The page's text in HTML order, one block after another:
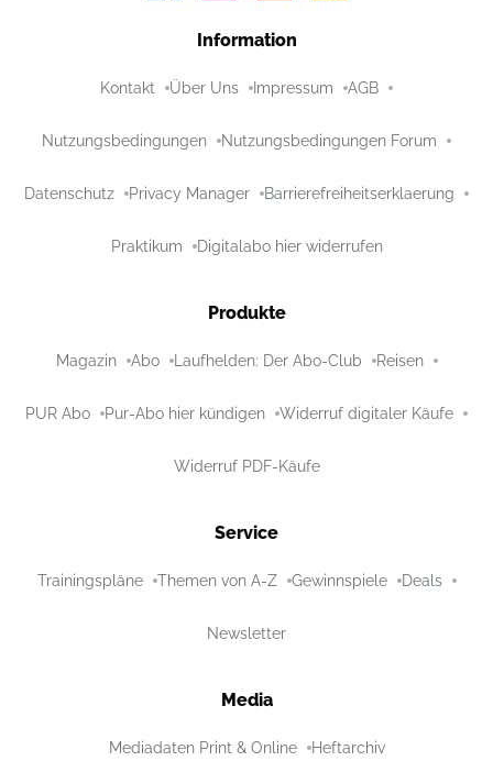
Information
Kontakt Über Uns Impressum AGB
Nutzungsbedingungen Nutzungsbedingungen Forum
Datenschutz Privacy Manager Barrierefreiheitserklaerung
Praktikum Digitalabo hier widerrufen
Produkte
Magazin Abo Laufhelden: Der Abo-Club Reisen
PUR Abo Pur-Abo hier kündigen Widerruf digitaler Käufe
Widerruf PDF-Käufe
Service
Trainingspläne Themen von A-Z Gewinnspiele Deals
Newsletter
Media
Mediadaten Print & Online Heftarchiv